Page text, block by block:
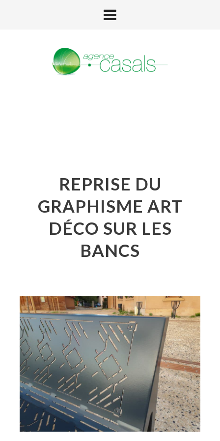
REPRISE DU
GRAPHISME ART
DÉCO SUR LES
BANCS